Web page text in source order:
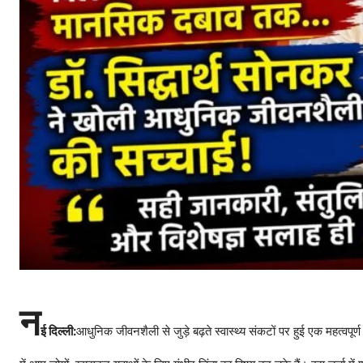
नई दिल्ली:आधुनिक जीवनशैली से जुड़े बढ़ते स्वास्थ्य संकटों पर हुई एक